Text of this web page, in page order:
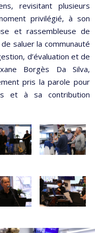
revisitant plusieurs
privilégié, à son
et rassembleuse de
saluer la communauté
d’évaluation et de
Borgès Da Silva,
pris la parole pour
et à sa contribution